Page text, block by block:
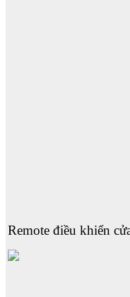
Remote điều khiển